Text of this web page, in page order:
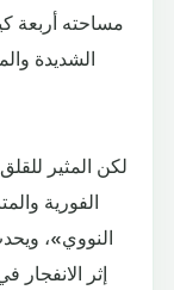
مساحته أربعة
الشديدة
لكن المثير
الفورية
النووي»،
إثر